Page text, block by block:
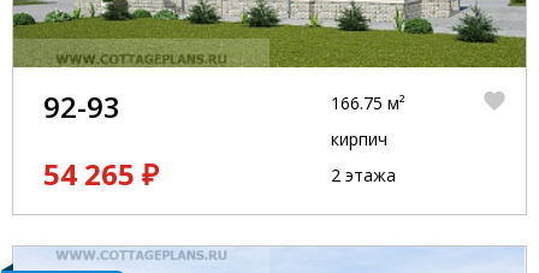
92-93
54 265 ₽
166.75 м²
кирпич
2 этажа